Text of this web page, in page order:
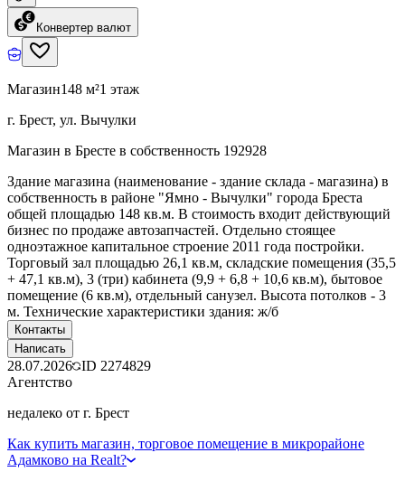
Конвертер валют
Магазин148 м²1 этаж
г. Брест, ул. Вычулки
Магазин в Бресте в собственность 192928
Здание магазина (наименование - здание склада - магазина) в
собственность в районе "Ямно - Вычулки" города Бреста
общей площадью 148 кв.м. В стоимость входит действующий
бизнес по продаже автозапчастей. Отдельно стоящее
одноэтажное капитальное строение 2011 года постройки.
Торговый зал площадью 26,1 кв.м, складские помещения (35,5
+ 47,1 кв.м), 3 (три) кабинета (9,9 + 6,8 + 10,6 кв.м), бытовое
помещение (6 кв.м), отдельный санузел. Высота потолков - 3
м. Технические характеристики здания: ж/б
Контакты
Написать
28.07.2026 ID 2274829
Агентство
недалеко от г. Брест
Как купить магазин, торговое помещение в микрорайоне
Адамково на Realt?